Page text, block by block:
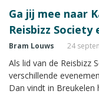
Ga jij mee naar
Reisbizz Society
Bram Louws 24
Als lid van de Reisbizz
verschillende
Dan vindt in